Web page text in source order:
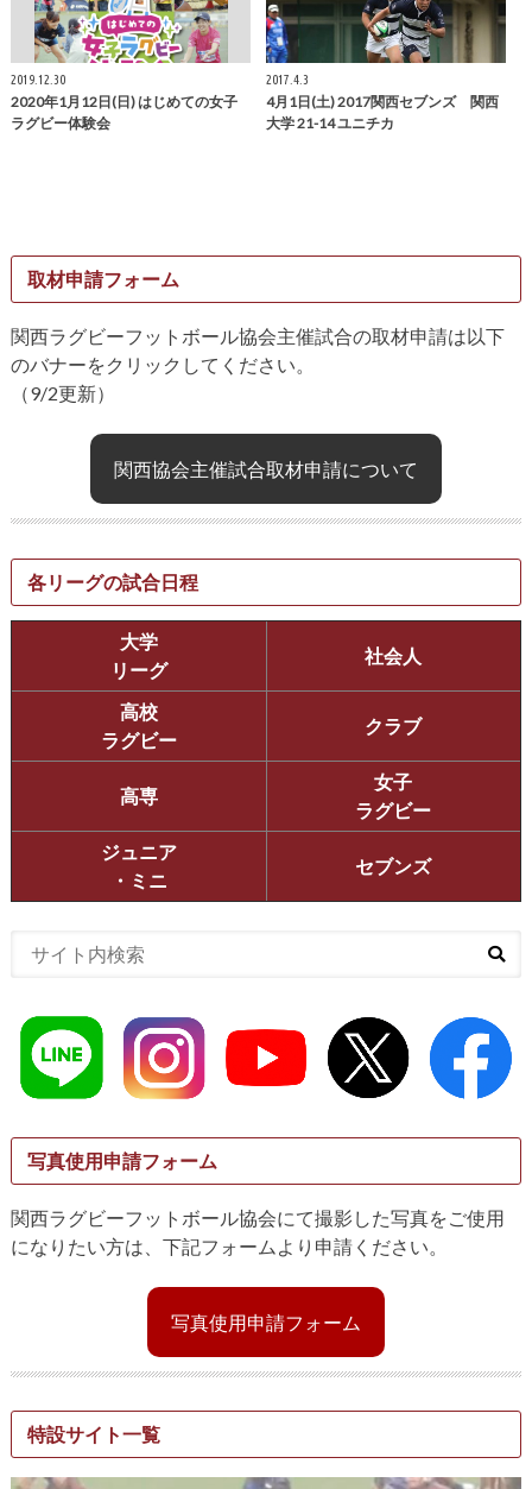
2019.12.30
2020年1月12日(日) はじめての女子
ラグビー体験会
2017.4.3
4月1日(土) 2017関西セブンズ 関西
大学 21-14 ユニチカ
取材申請フォーム
関西ラグビーフットボール協会主催試合の取材申請は以下
のバナーをクリックしてください。
（9/2更新）
関西協会主催試合取材申請について
各リーグの試合日程
大学
リーグ
社会人
高校
ラグビー
クラブ
高専
女子
ラグビー
ジュニア
・ミニ
セブンズ
写真使用申請フォーム
関西ラグビーフットボール協会にて撮影した写真をご使用
になりたい方は、下記フォームより申請ください。
写真使用申請フォーム
特設サイト一覧